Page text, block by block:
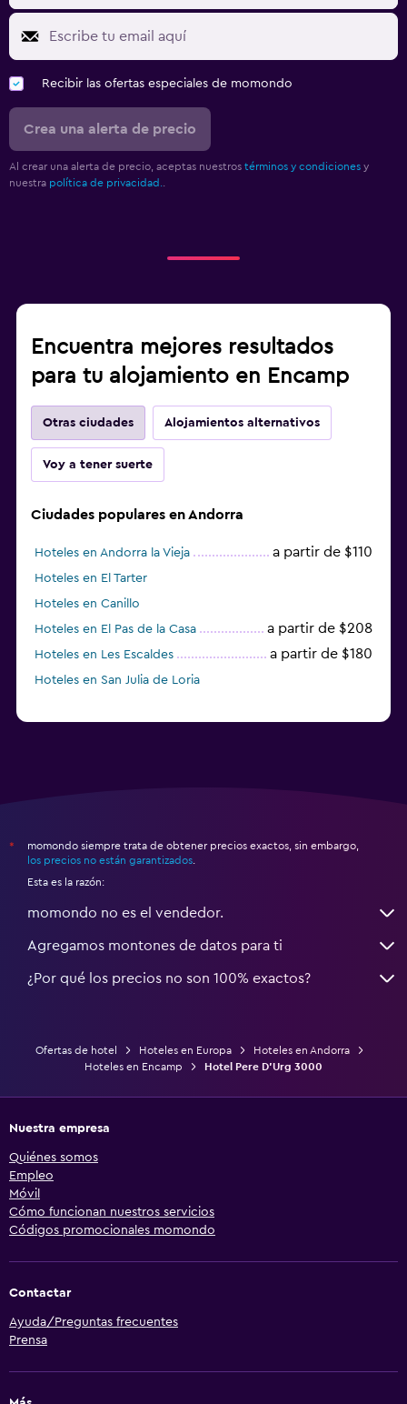
Recibir las ofertas especiales de momondo
Crea una alerta de precio
Al crear una alerta de precio, aceptas nuestros términos y condiciones y
nuestra política de privacidad.
Encuentra mejores resultados
para tu alojamiento en Encamp
Otras ciudades Alojamientos alternativos
Voy a tener suerte
Ciudades populares en Andorra
Hoteles en Andorra la Vieja a partir de $110
Hoteles en El Tarter
Hoteles en Canillo
Hoteles en El Pas de la Casa
a partir de $208
Hoteles en Les Escaldes a partir de $180
Hoteles en San Julia de Loria
*
momondo siempre trata de obtener precios exactos, sin embargo,
los precios no están garantizados
Esta es la razón:
momondo no es el vendedor.
Agregamos montones de datos para ti
¿Por qué los precios no son 100% exactos?
Ofertas de hotel Hoteles en Europa
Hoteles en Andorra
Hoteles en Encamp
Hotel Pere D'Urg 3000
Nuestra empresa
Quiénes somos
Empleo
Móvil
Cómo funcionan nuestros servicios
Códigos promocionales momondo
Contactar
Ayuda/Preguntas frecuentes
Prensa